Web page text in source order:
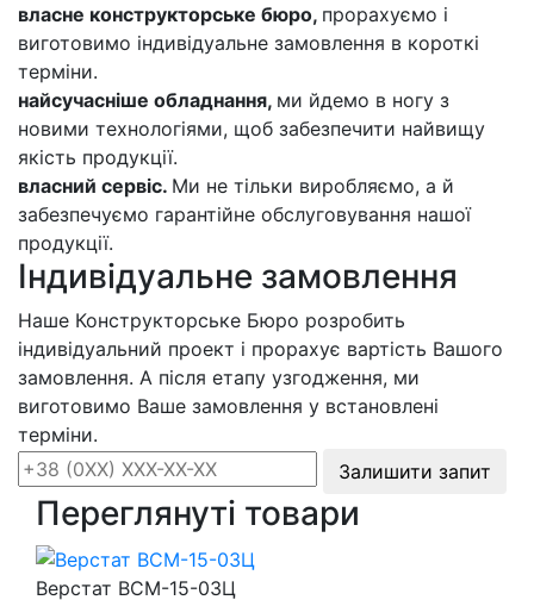
власне конструкторське бюро, прорахуємо і
виготовимо індивідуальне замовлення в короткі
терміни.
найсучасніше обладнання, ми йдемо в ногу з
новими технологіями, щоб забезпечити найвищу
якість продукції.
власний сервіс. Ми не тільки виробляємо, а й
забезпечуємо гарантійне обслуговування нашої
продукції.
Індивідуальне замовлення
Наше Конструкторське Бюро розробить
індивідуальний проект і прорахує вартість Вашого
замовлення. А після етапу узгодження, ми
виготовимо Ваше замовлення у встановлені
терміни.
Залишити запит
Переглянуті товари
Верстат ВСМ-15-03Ц